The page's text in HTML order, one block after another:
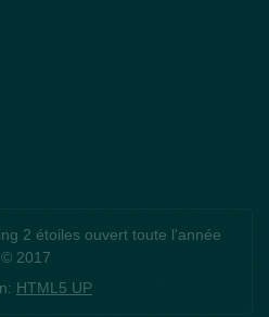
2 étoiles ouvert toute l'année
© 2017
HTML5 UP